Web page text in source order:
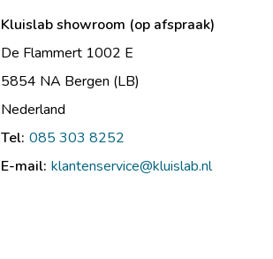
Kluislab showroom (op afspraak)
De Flammert 1002 E
5854 NA Bergen (LB)
Nederland
Tel: 085 303 8252
E-mail: klantenservice@kluislab.nl